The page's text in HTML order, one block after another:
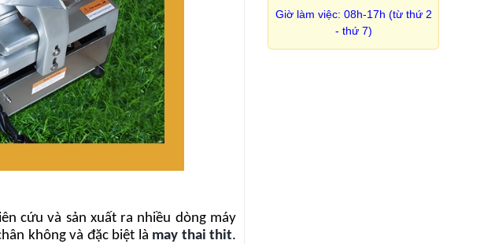
Giờ làm việc: 08h-17h (từ thứ 2
- thứ 7)
cứu và sản xuất ra nhiều dòng máy
không và đặc biệt là may thai thit.